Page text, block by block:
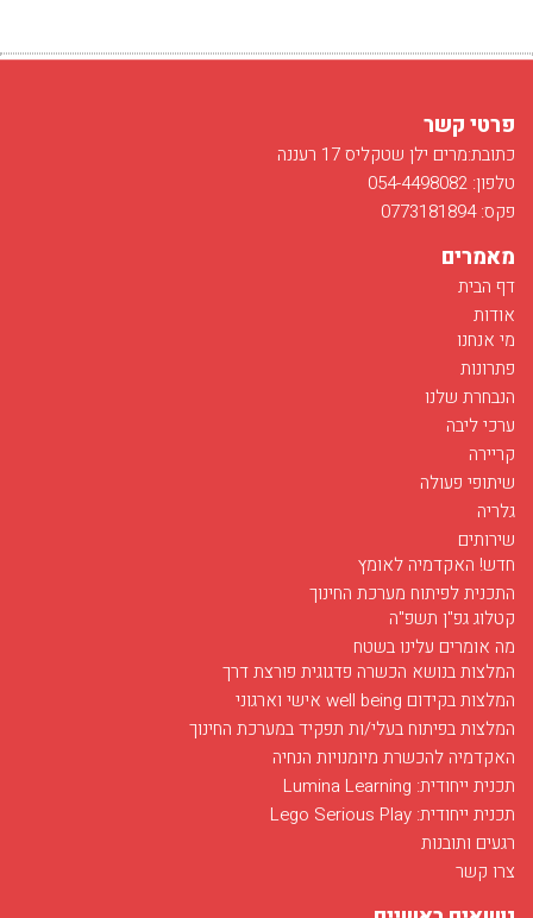
פרטי קשר
כתובת:מרים ילן שטקליס 17 רעננה
טלפון: 054-4498082
פקס: 0773181894
מאמרים
דף הבית
אודות
מי אנחנו
פתרונות
הנבחרת שלנו
ערכי ליבה
קריירה
שיתופי פעולה
גלריה
שירותים
חדש! האקדמיה לאומץ
התכנית לפיתוח מערכת החינוך
קטלוג גפ"ן תשפ"ה
מה אומרים עלינו בשטח
המלצות בנושא הכשרה פדגוגית פורצת דרך
המלצות בקידום well being אישי וארגוני
המלצות בפיתוח בעלי/ות תפקיד במערכת החינוך
האקדמיה להכשרת מיומנויות הנחיה
תכנית ייחודית: Lumina Learning
תכנית ייחודית: Lego Serious Play
רגעים ותובנות
צרו קשר